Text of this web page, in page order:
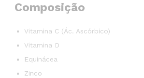
Composição
Vitamina C (Ác. Ascórbico)
Vitamina D
Equinácea
Zinco